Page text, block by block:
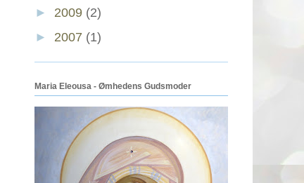
► 2009 (2)
► 2007 (1)
Maria Eleousa - Ømhedens Gudsmoder